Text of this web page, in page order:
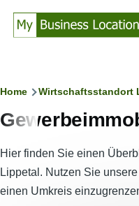
Pfadnavigation
Home Wirtschaftsstandort
Hier finden Sie einen
Lippetal. Nutzen Sie unsere
einen Umkreis